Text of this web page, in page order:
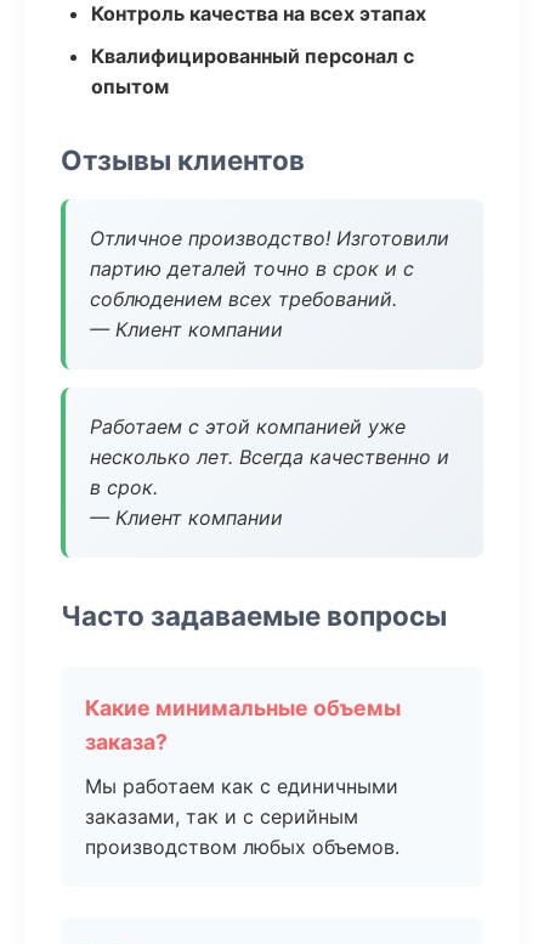
Контроль качества на всех этапах
Квалифицированный персонал с
опытом
Отзывы клиентов
Отличное производство! Изготовили
партию деталей точно в срок и с
соблюдением всех требований.
— Клиент компании
Работаем с этой компанией уже
несколько лет. Всегда качественно и
в срок.
— Клиент компании
Часто задаваемые вопросы
Какие минимальные объемы
заказа?
Мы работаем как с единичными
заказами, так и с серийным
производством любых объемов.